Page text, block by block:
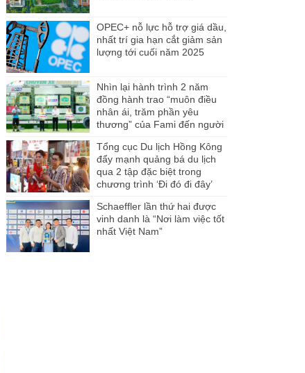
OPEC+ nỗ lực hỗ trợ giá dầu,
nhất trí gia hạn cắt giảm sản
lượng tới cuối năm 2025
Nhìn lại hành trình 2 năm
đồng hành trao “muôn điều
nhân ái, trăm phần yêu
thương” của Fami đến người
Tổng cục Du lịch Hồng Kông
đẩy mạnh quảng bá du lịch
qua 2 tập đặc biệt trong
chương trình ‘Đi đó đi đây’
Schaeffler lần thứ hai được
vinh danh là “Nơi làm việc tốt
nhất Việt Nam”